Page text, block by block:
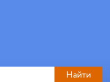
Найти